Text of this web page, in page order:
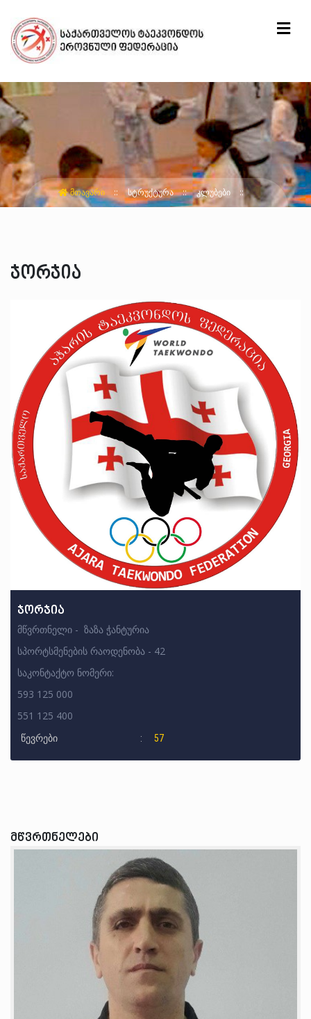
ᲛᲗᲐᲕᲐᲠᲘ ᲡᲢᲠᲣᲥᲢᲣᲠᲐ ᲙᲚᲣᲑᲔᲑᲘ
ჯორჯია
ჯორჯია
მწვრთნელი - ზაზა ჭანტურია
სპორტსმენების რაოდენობა - 42
საკონტაქტო ნომერი:
593 125 000
551 125 400
წევრები 57
მწვრთნელები